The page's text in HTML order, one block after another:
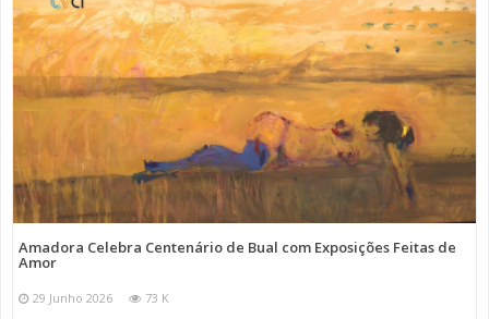
Amadora Celebra Centenário de Bual com Exposições Feitas de
Amor
29 Junho 2026 73 K